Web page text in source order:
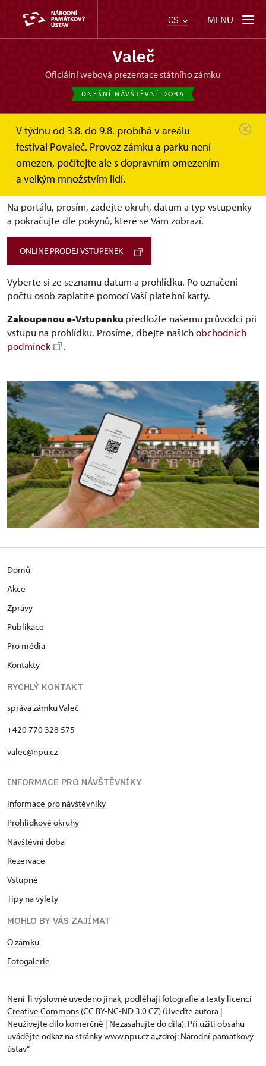
CS MENU
Valeč
oficiální webová prezentace státního zámku
DNEŠNÍ NÁVŠTĚVNÍ DOBA
V týdnu od 3.8. do 9.8. probíhá v areálu
festival Povaleč. Provoz zámku a parku není
omezen, počítejte ale s dopravním omezením
a velkým množstvím lidí.
Valeč
Online vstupenky a dárkové poukazy
Online vstupenky
Online vstupenky
Na portálu, prosím, zadejte okruh, datum a typ vstupenky
a pokračujte dle pokynů, které se Vám zobrazí.
ONLINE PRODEJ VSTUPENEK
Vyberte si ze seznamu datum a prohlídku. Po označení
počtu osob zaplatíte pomocí Vaší platební karty.
Zakoupenou e-Vstupenku předložte našemu průvodci při
vstupu na prohlídku. Prosíme, dbejte našichobchodních
podmínek
.
Domů
Akce
Zprávy
Publikace
Pro média
Kontakty
RYCHLÝ KONTAKT
správa zámku Valeč
+420 770 328 575
valec@npu.cz
INFORMACE PRO NÁVŠTĚVNÍKY
Informace pro návštěvníky
Prohlídkové okruhy
Návštěvní doba
Rezervace
Vstupné
Tipy na výlety
MOHLO BY VÁS ZAJÍMAT
O zámku
Fotogalerie
Není-li výslovně uvedeno jinak, podléhají fotografie a texty licenci
Creative Commons (CC BY-NC-ND 3.0 CZ) (Uveďte autora |
Neužívejte dílo komerčně | Nezasahujte do díla). Při užití obsahu
uvádějte odkaz na stránky www.npu.cz a „zdroj: Národní památkový
ústav“